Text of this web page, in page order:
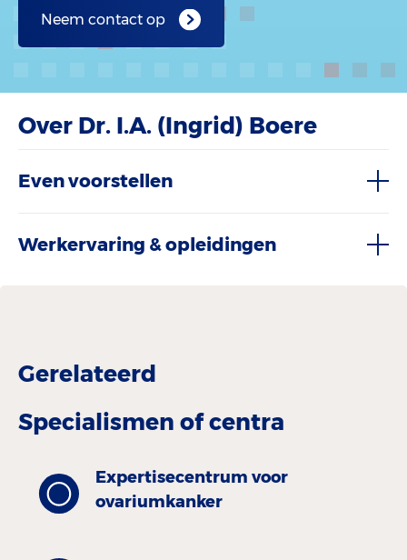
Neem contact op
Over Dr. I.A. (Ingrid) Boere
Even voorstellen
Werkervaring & opleidingen
Gerelateerd
Specialismen of centra
Expertisecentrum voor
ovariumkanker